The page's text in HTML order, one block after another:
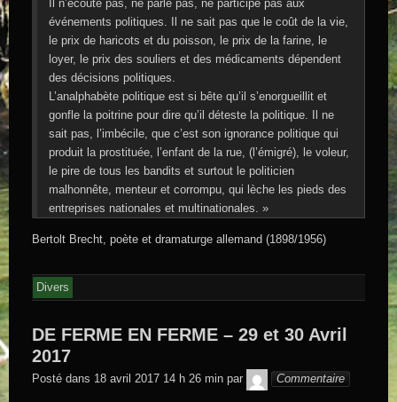
Il n’écoute pas, ne parle pas, ne participe pas aux
événements politiques. Il ne sait pas que le coût de la vie,
le prix de haricots et du poisson, le prix de la farine, le
loyer, le prix des souliers et des médicaments dépendent
des décisions politiques.
L’analphabète politique est si bête qu’il s’enorgueillit et
gonfle la poitrine pour dire qu’il déteste la politique. Il ne
sait pas, l’imbécile, que c’est son ignorance politique qui
produit la prostituée, l’enfant de la rue, (l’émigré), le voleur,
le pire de tous les bandits et surtout le politicien
malhonnête, menteur et corrompu, qui lèche les pieds des
entreprises nationales et multinationales. »
Bertolt Brecht, poète et dramaturge allemand (1898/1956)
Divers
DE FERME EN FERME – 29 et 30 Avril
2017
Posté dans 18 avril 2017 14 h 26 min par
GEGE DE
SAINTAND
Commentaire